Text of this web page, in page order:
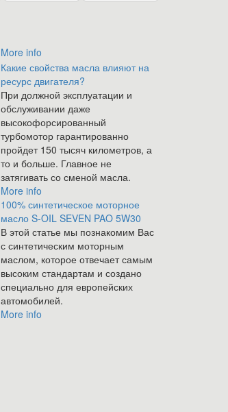
More info
Какие свойства масла влияют на
ресурс двигателя?
При должной эксплуатации и
обслуживании даже
высокофорсированный
турбомотор гарантированно
пройдет 150 тысяч километров, а
то и больше. Главное не
затягивать со сменой масла.
More info
100% синтетическое моторное
масло S-OIL SEVEN PAO 5W30
В этой статье мы познакомим Вас
с синтетическим моторным
маслом, которое отвечает самым
высоким стандартам и создано
специально для европейских
автомобилей.
More info